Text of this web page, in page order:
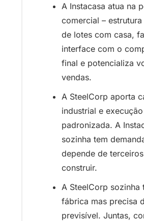
A Instacasa atua na
comercial –
de lotes com casa,
interface com o
final e potencializa
vendas.
A SteelCorp aporta
industrial e execução
padronizada. A
sozinha tem
depende de
construir.
A SteelCorp sozinha
fábrica mas precisa
previsível. Juntas,